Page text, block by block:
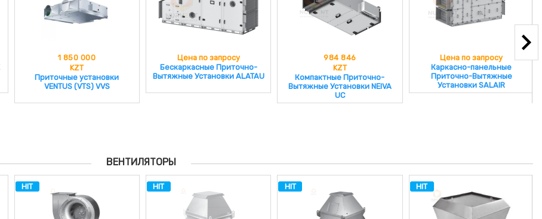
Цена по запросу
Бескаркасные Приточно-
Вытяжные Установки ALATAU
984 846
KZT
Компактные Приточно-
UC
Цена по запросу
Каркасно-панельные
Приточно-Вытяжные
Установки SALAIR
Цена по запросу
Приточно-вытяжные
установки AVMD VERTRO
ВЕНТИЛЯТОРЫ
HIT HIT HIT HIT